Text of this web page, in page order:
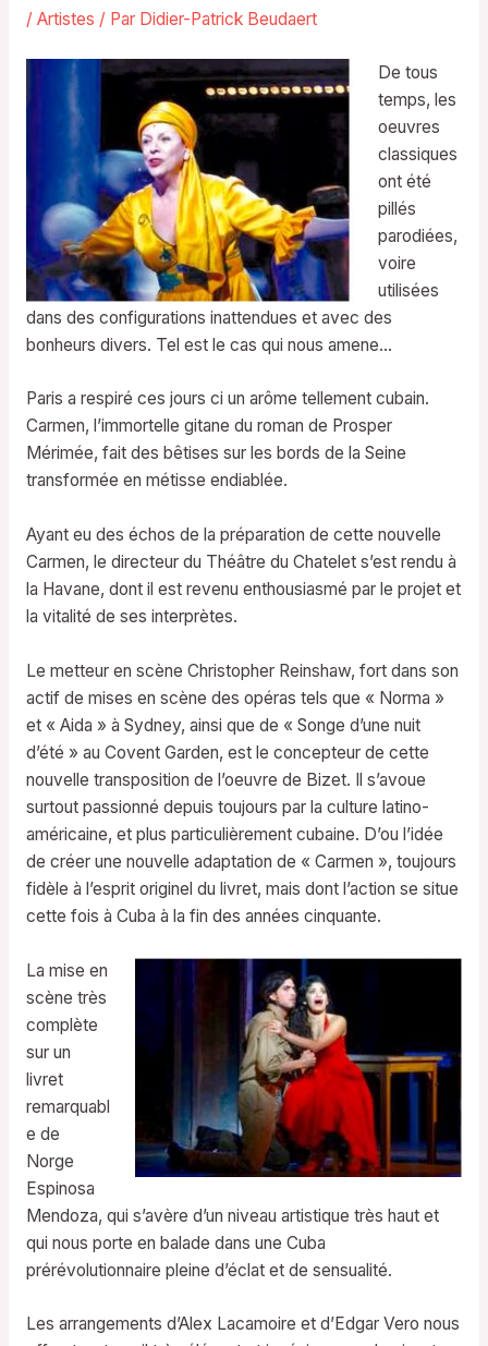
/ Artistes / Par Didier-Patrick Beudaert
De tous
temps, les
oeuvres
classiques
ont été
pillés
parodiées,
voire
utilisées
dans des configurations inattendues et avec des
bonheurs divers. Tel est le cas qui nous amene…
Paris a respiré ces jours ci un arôme tellement cubain.
Carmen, l’immortelle gitane du roman de Prosper
Mérimée, fait des bêtises sur les bords de la Seine
transformée en métisse endiablée.
Ayant eu des échos de la préparation de cette nouvelle
Carmen, le directeur du Théâtre du Chatelet s’est rendu à
la Havane, dont il est revenu enthousiasmé par le projet et
la vitalité de ses interprètes.
Le metteur en scène Christopher Reinshaw, fort dans son
actif de mises en scène des opéras tels que « Norma »
et « Aida » à Sydney, ainsi que de « Songe d’une nuit
d’été » au Covent Garden, est le concepteur de cette
nouvelle transposition de l’oeuvre de Bizet. Il s’avoue
surtout passionné depuis toujours par la culture latino-
américaine, et plus particulièrement cubaine. D’ou l’idée
de créer une nouvelle adaptation de « Carmen », toujours
fidèle à l’esprit originel du livret, mais dont l’action se situe
cette fois à Cuba à la fin des années cinquante.
La mise en
scène très
complète
sur un
livret
remarquabl
e de
Norge
Espinosa
Mendoza, qui s’avère d’un niveau artistique très haut et
qui nous porte en balade dans une Cuba
prérévolutionnaire pleine d’éclat et de sensualité.
Les arrangements d’Alex Lacamoire et d’Edgar Vero nous